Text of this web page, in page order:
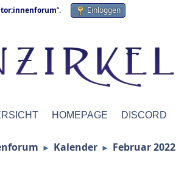
“. Einloggen
HOMEPAGE DISCORD
► Kalender ► Februar 2022